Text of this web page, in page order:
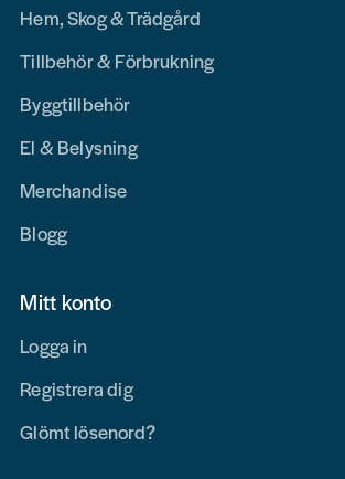
Hem, Skog & Trädgård
Tillbehör & Förbrukning
Byggtillbehör
El & Belysning
Merchandise
Blogg
Mitt konto
Logga in
Registrera dig
Glömt lösenord?